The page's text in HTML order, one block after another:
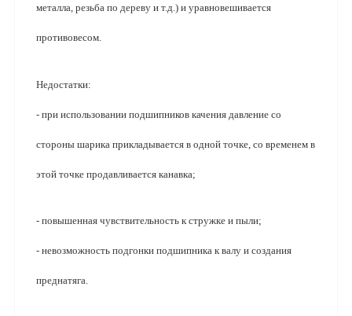
металла, резьба по дереву и т.д.) и уравновешивается
противовесом.
Недостатки:
- при использовании подшипников качения давление со
стороны шарика прикладывается в одной точке, со временем в
этой точке продавливается канавка;
- повышенная чувствительность к стружке и пыли;
- невозможность подгонки подшипника к валу и создания
преднатяга.